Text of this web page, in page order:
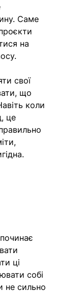
Саме
на
свої
що
коли
це
ці
собі
не сильно